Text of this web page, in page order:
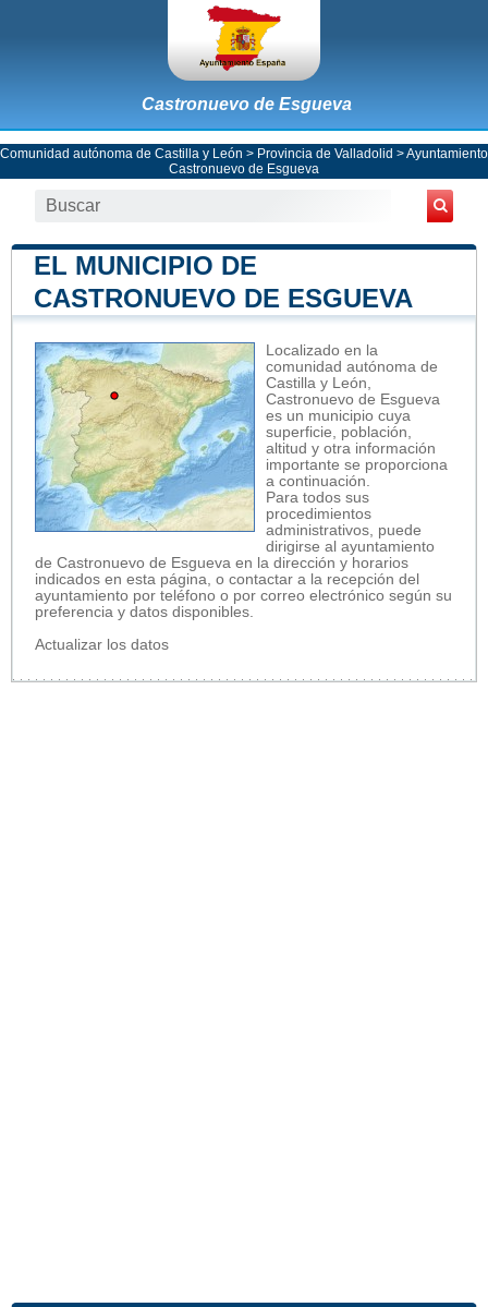
Castronuevo de Esgueva
Comunidad autónoma de Castilla y León > Provincia de Valladolid >Ayuntamiento
Castronuevo de Esgueva
EL MUNICIPIO DE
CASTRONUEVO DE ESGUEVA
Localizado en la
comunidad autónoma de
Castilla y León,
Castronuevo de Esgueva
es un municipio cuya
superficie, población,
altitud y otra información
importante se proporciona
a continuación.
Para todos sus
procedimientos
administrativos, puede
dirigirse al ayuntamiento
de Castronuevo de Esgueva en la dirección y horarios
indicados en esta página, o contactar a la recepción del
ayuntamiento por teléfono o por correo electrónico según su
preferencia y datos disponibles.
Actualizar los datos